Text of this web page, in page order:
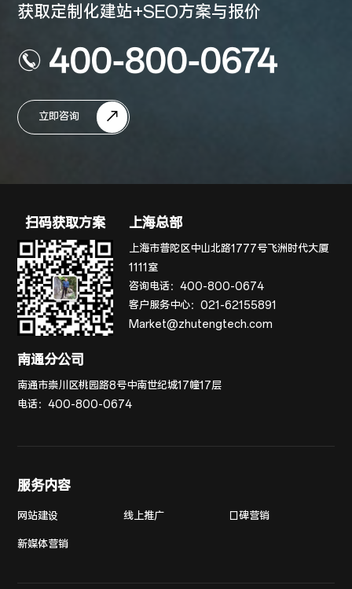
获取定制化建站+SEO方案与报价
400-800-0674
立即咨询
扫码获取方案 上海总部
上海市普陀区中山北路1777号飞洲时代大厦
1111室
咨询电话：400-800-0674
客户服务中心：021-62155891
Market@zhutengtech.com
南通分公司
南通市崇川区桃园路8号中南世纪城17幢17层
电话：400-800-0674
服务内容
网站建设 线上推广 口碑营销
新媒体营销